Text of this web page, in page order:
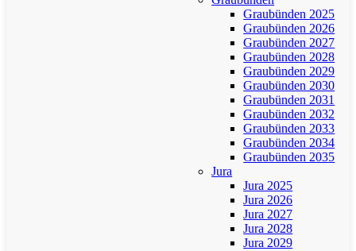
Graubünden 2025
Graubünden 2026
Graubünden 2027
Graubünden 2028
Graubünden 2029
Graubünden 2030
Graubünden 2031
Graubünden 2032
Graubünden 2033
Graubünden 2034
Graubünden 2035
Jura
Jura 2025
Jura 2026
Jura 2027
Jura 2028
Jura 2029